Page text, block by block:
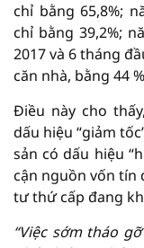
chỉ bằng 65,8%;
chỉ bằng 39,2%;
2017 và 6 tháng
căn nhà, bằng 44
Điều này cho
dấu hiệu “giảm
sản có dấu hiệu
cận nguồn vốn tín
tư thứ cấp đang
“Việc sớm tháo